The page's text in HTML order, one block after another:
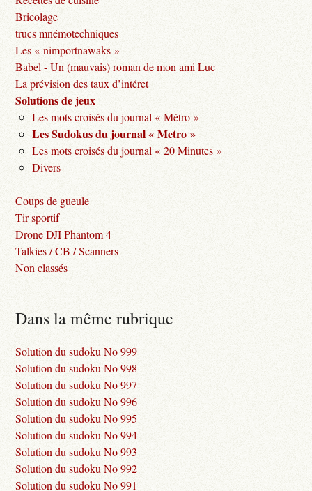
Bricolage
trucs mnémotechniques
Les « nimportnawaks »
Babel - Un (mauvais) roman de mon ami Luc
La prévision des taux d’intéret
Solutions de jeux
Les mots croisés du journal « Métro »
Les Sudokus du journal « Metro »
Les mots croisés du journal « 20 Minutes »
Divers
Coups de gueule
Tir sportif
Drone DJI Phantom 4
Talkies / CB / Scanners
Non classés
Dans la même rubrique
Solution du sudoku No 999
Solution du sudoku No 998
Solution du sudoku No 997
Solution du sudoku No 996
Solution du sudoku No 995
Solution du sudoku No 994
Solution du sudoku No 993
Solution du sudoku No 992
Solution du sudoku No 991